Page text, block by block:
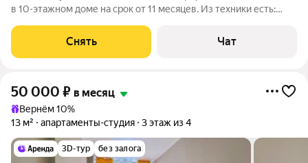
в 10-этажном доме на срок от 11 месяцев. Из техники есть:
панельный, окна выходят на улицу. Есть консьерж. В подъезде
3 лифта - 1 грузовой
Снять Чат
50 000 ₽ в месяц
Вернём 10%
13 м²
апартаменты-студия 3 этаж из 4
3D-тур без залога